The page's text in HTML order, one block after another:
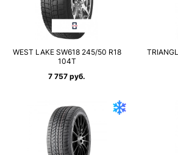
WEST LAKE SW618 245/50 R18
104T
7 757 руб.